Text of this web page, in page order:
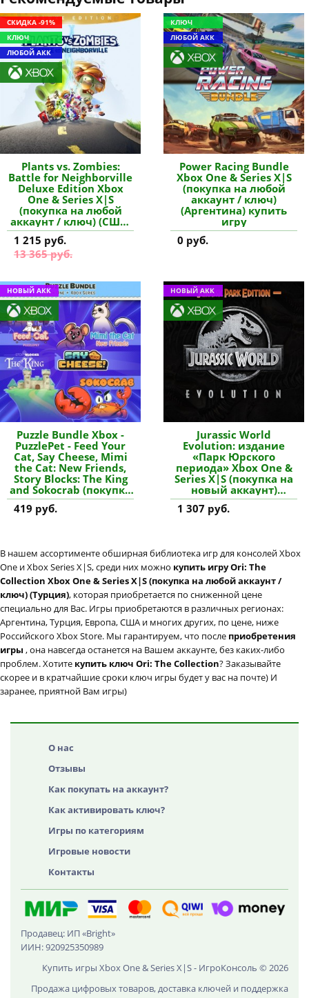
СКИДКА -91%
КЛЮЧ
ЛЮБОЙ АКК
Plants vs. Zombies:
Battle for Neighborville
Deluxe Edition Xbox
One & Series X|S
(покупка на любой
аккаунт / ключ) (США)
купить игру
1 215 руб.
13 365 руб.
КЛЮЧ
ЛЮБОЙ АКК
Power Racing Bundle
Xbox One & Series X|S
(покупка на любой
аккаунт / ключ)
(Аргентина) купить
игру
0 руб.
НОВЫЙ АКК
Puzzle Bundle Xbox -
PuzzlePet - Feed Your
Cat, Say Cheese, Mimi
the Cat: New Friends,
Story Blocks: The King
and Sokocrab (покупка
на новый аккаунт)
(Турция) купить игру
419 руб.
НОВЫЙ АКК
Jurassic World
Evolution: издание
«Парк Юрского
периода» Xbox One &
Series X|S (покупка на
новый аккаунт)
(Турция) купить игру
1 307 руб.
В нашем ассортименте обширная библиотека игр для консолей Xbox
One и Xbox Series X|S, среди них можно купить игру Ori: The
Collection Xbox One & Series X|S (покупка на любой аккаунт /
ключ) (Турция), которая приобретается по сниженной цене
специально для Вас. Игры приобретаются в различных регионах:
Аргентина, Турция, Европа, США и многих других, по цене, ниже
Российского Xbox Store. Мы гарантируем, что после приобретения
игры , она навсегда останется на Вашем аккаунте, без каких-либо
проблем. Хотите купить ключ Ori: The Collection? Заказывайте
скорее и в кратчайшие сроки ключ игры будет у вас на почте) И
заранее, приятной Вам игры)
О нас
Отзывы
Как покупать на аккаунт?
Как активировать ключ?
Игры по категориям
Игровые новости
Контакты
Продавец: ИП «Bright»
ИИН: 920925350989
Купить игры Xbox One & Series X|S - ИгроКонсоль © 2026
Продажа цифровых товаров, доставка ключей и поддержка